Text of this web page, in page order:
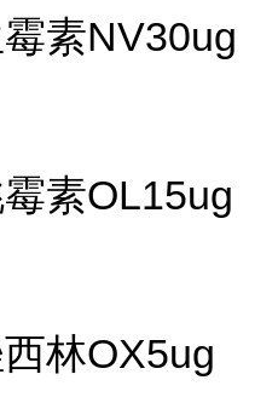
素NV30ug
素OL15ug
林OX5ug